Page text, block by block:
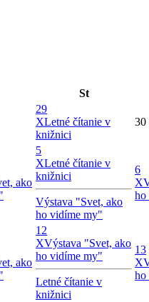
St
29
XLetné čítanie v
knižnici
30
ako
5
XLetné čítanie v
knižnici
Výstava "Svet, ako
ho vidíme my"
6
X
ho
ako
12
XVýstava "Svet, ako
ho vidíme my"
Letné čítanie v
knižnici
13
X
ho